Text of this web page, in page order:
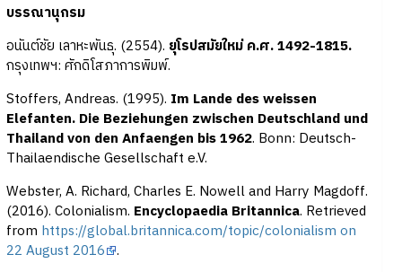
บรรณานุกรม
อนันต์ชัย เลาหะพันธุ. (2554). ยุโรปสมัยใหม่ ค.ศ. 1492-1815.
กรุงเทพฯ: ศักดิโสภาการพิมพ์.
Stoffers, Andreas. (1995). Im Lande des weissen
Elefanten. Die Beziehungen zwischen Deutschland und
Thailand von den Anfaengen bis 1962. Bonn: Deutsch-
Thailaendische Gesellschaft e.V.
Webster, A. Richard, Charles E. Nowell and Harry Magdoff.
(2016). Colonialism. Encyclopaedia Britannica. Retrieved
from https://global.britannica.com/topic/colonialism on
22 August 2016 .